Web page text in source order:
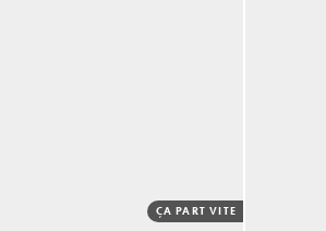
ÇA PART VITE